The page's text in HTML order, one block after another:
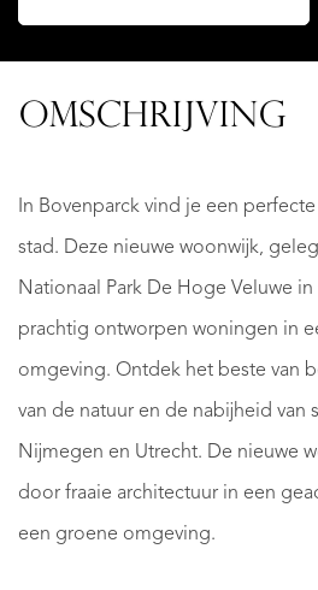
OMSCHRIJVING
In Bovenparck vind je een
stad. Deze nieuwe woonwijk,
Nationaal Park De Hoge Veluwe
prachtig ontworpen woningen in
omgeving. Ontdek het beste van
van de natuur en de nabijheid van
Nijmegen en Utrecht. De nieuwe
door fraaie architectuur in een
een groene omgeving.